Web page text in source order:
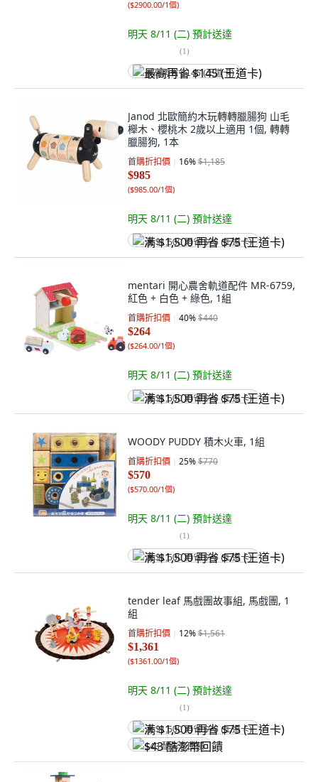
($2900.00/1個)
明天 8/11 (二) 預計送達
(1)
最高再省 $145 (王道卡)
Janod 北歐簡約木玩轉轉臘腸狗 山毛
櫸木、櫻桃木 2歲以上適用 1個, 轉轉
臘腸狗, 1本
首購折扣價 16%$1,185
$985
($985.00/1個)
明天 8/11 (二) 預計送達
满 $1,500 再省 $75 (王道卡)
mentari 開心農舍軌道配件 MR-6759,
紅色 + 白色 + 綠色, 1組
首購折扣價 40%$440
$264
($264.00/1個)
明天 8/11 (二) 預計送達
满 $1,500 再省 $75 (王道卡)
WOODY PUDDY 積木火車, 1組
首購折扣價 25%$770
$570
($570.00/1個)
明天 8/11 (二) 預計送達
(1)
满 $1,500 再省 $75 (王道卡)
tender leaf 馬戲團故事組, 馬戲團, 1
組
首購折扣價 12%$1,561
$1,361
($1361.00/1個)
明天 8/11 (二) 預計送達
(1)
满 $1,500 再省 $75 (王道卡)
$43 酷澎幣回饋